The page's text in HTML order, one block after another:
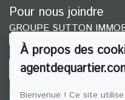
Pour nous joindre
GROUPE SUTTON
(514) 272-1010
ÉCRIVEZ-NOUS UN
À propos des
Bienvenue ! Ce site